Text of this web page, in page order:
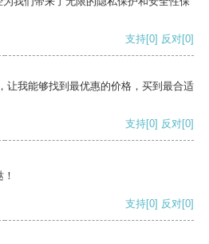
支持[0] 反对[0]
让我能够找到最优惠的价格，买到最合适
支持[0] 反对[0]
支持[0] 反对[0]